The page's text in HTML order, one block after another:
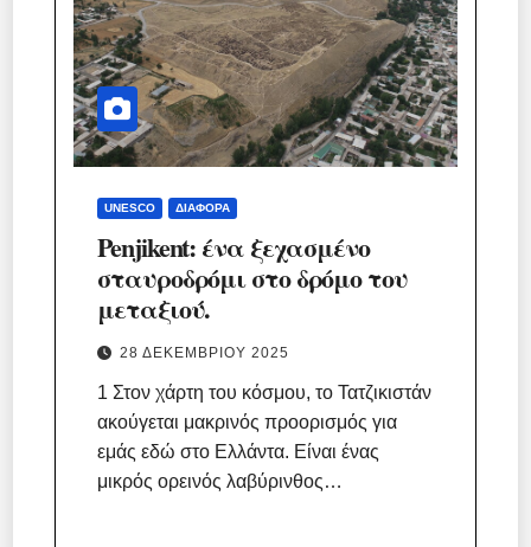
UNESCO ΔΙΆΦΟΡΑ
Penjikent: ένα ξεχασμένο
σταυροδρόμι στο δρόμο του
μεταξιού.
28 ΔΕΚΕΜΒΡΊΟΥ 2025
1 Στον χάρτη του κόσμου, το Τατζικιστάν
ακούγεται μακρινός προορισμός για
εμάς εδώ στο Ελλάντα. Είναι ένας
μικρός ορεινός λαβύρινθος…